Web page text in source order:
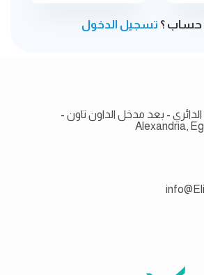
حساب ؟ تسجيل الدخول
- بعد مدخل الداون تاون -